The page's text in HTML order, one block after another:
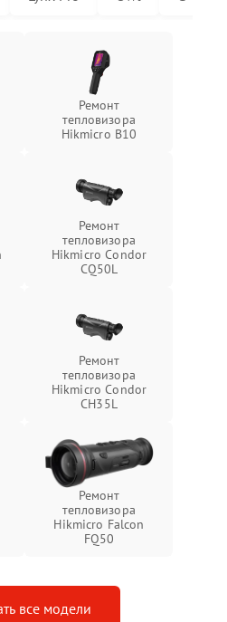
Ремонт
тепловизора
Hikmicro B10
Ремонт
тепловизора
Hikmicro Condor
CQ50L
Ремонт
тепловизора
Hikmicro Condor
CH35L
Ремонт
тепловизора
Hikmicro Falcon
FQ50
все модели